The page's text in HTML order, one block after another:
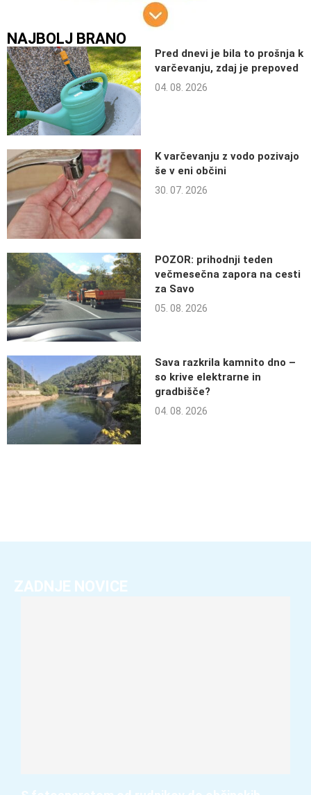
NAJBOLJ BRANO
Pred dnevi je bila to prošnja k
varčevanju, zdaj je prepoved
04. 08. 2026
K varčevanju z vodo pozivajo
še v eni občini
30. 07. 2026
POZOR: prihodnji teden
večmesečna zapora na cesti
za Savo
05. 08. 2026
Sava razkrila kamnito dno –
so krive elektrarne in
gradbišče?
04. 08. 2026
ZADNJE NOVICE